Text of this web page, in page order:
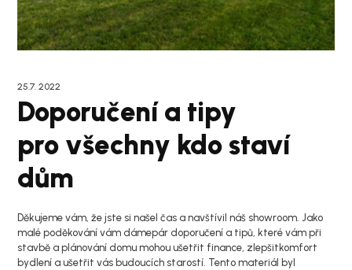
25.7. 2022
Doporučení a tipy
pro všechny kdo staví
dům
Děkujeme vám, že jste si našel čas a navštívil náš showroom. Jako
malé poděkování vám dámepár doporučení a tipů, které vám při
stavbě a plánování domu mohou ušetřit finance, zlepšitkomfort
bydlení a ušetřit vás budoucích starostí. Tento materiál byl